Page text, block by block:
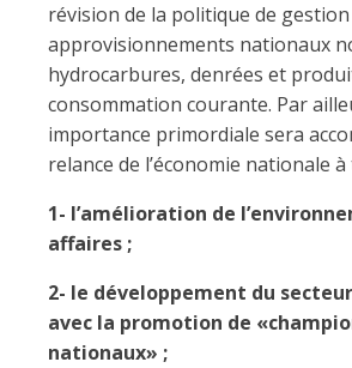
révision de la politique de gestion
approvisionnements nationaux
hydrocarbures, denrées et
consommation courante. Par
importance primordiale sera
relance de l’économie nationale
1- l’amélioration de
affaires ;
2- le développement du
avec la promotion de
nationaux» ;